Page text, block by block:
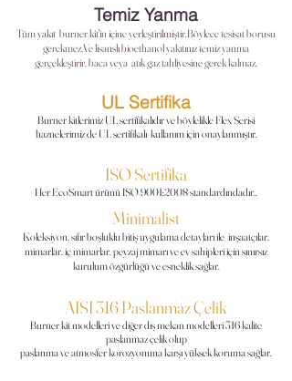
Temiz Yanma
Tüm yakıt burnerkit'in içine yerleştirilmiştir.Böylece tesisat borusu
gerekmez.Ve lisanslı bioethanol yakıtınız temiz yanma
gerçekleştirir, baca veya atık gaz tahliyesine gerek kalmaz.
UL Sertifika
Burner kitlerimiz UL sertifikalıdır ve böylelikle Flex Serisi
haznelerimiz de UL sertifikalı kullanım için onaylanmıştır.
ISO Sertifika
Her EcoSmart ürünü ISO 9001:2008 standardındadır..
Minimalist
Koleksiyon, sıfır boşluklu bitişuygulamadetayları ile inşaatçılar,
mimarlar, iç mimarlar, peyzaj mimarı ve ev sahipleri için sınırsız
kurulum özgürlüğü ve esneklik sağlar.
AISI 316 Paslanmaz Çelik
Burner kit modelleri ve diğer dış mekan modelleri 316 kalite
paslanmaz çelik olup
paslanma ve atmosfer korozyonuna karşı yüksek koruma sağlar.